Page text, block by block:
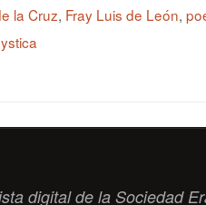
la Cruz, Fray Luis de León,
digital de la Sociedad